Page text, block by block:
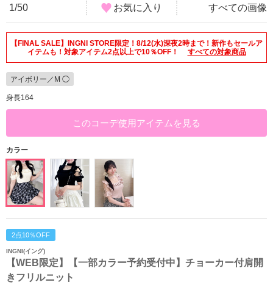
1/50 お気に入り すべての画像
【FINAL SALE】INGNI STORE限定！8/12(水)深夜2時まで！新作もセールア
イテムも！対象アイテム2点以上で10％OFF！
すべての対象商品
アイボリー／M ◯
身長164
このコーデ使用アイテムを見る
カラー
2点10％OFF
INGNI(イング)
【WEB限定】【一部カラー予約受付中】チョーカー付肩開
きフリルニット